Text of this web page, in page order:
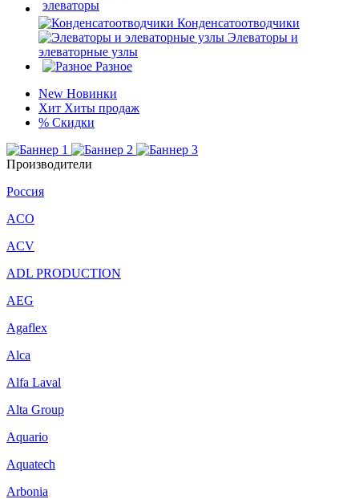
Конденсатоотводчики
Элеваторы и
элеваторные узлы
Разное
New Новинки
Хит Хиты продаж
% Скидки
Производители
Россия
ACO
ACV
ADL PRODUCTION
AEG
Agaflex
Alca
Alfa Laval
Alta Group
Aquario
Aquatech
Arbonia